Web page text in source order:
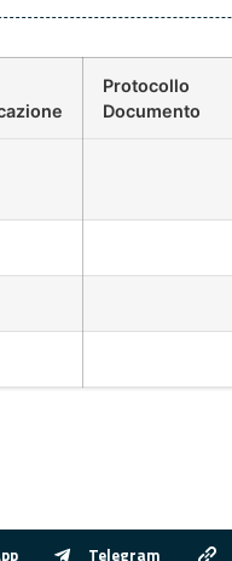
Protocollo
Documento
Telegram